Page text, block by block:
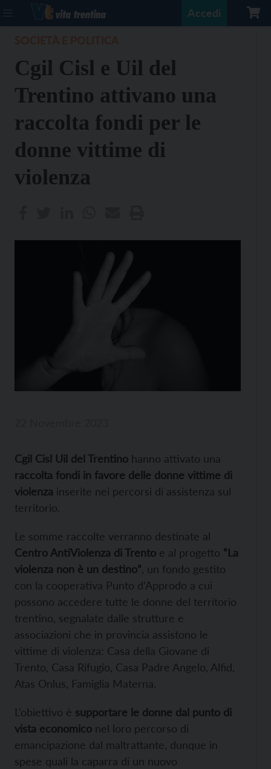
Accedi
Cgil Cisl e Uil del
Trentino attivano una
raccolta fondi per le
donne vittime di
violenza
Cgil Cisl Uil del Trentino hanno attivato una
raccolta fondi in favore delle donne vittime di
violenza inserite nei percorsi di assistenza sul
territorio.
Le somme raccolte verranno destinate al
Centro AntiViolenza di Trento e al progetto “La
violenza non è un destino”, un fondo gestito
con la cooperativa Punto d’Approdo a cui
possono accedere tutte le donne del territorio
trentino, segnalate dalle strutture e
associazioni che in provincia assistono le
vittime di violenza: Casa della Giovane di
Trento, Casa Rifugio, Casa Padre Angelo, Alfid,
Atas Onlus, Famiglia Materna.
L’obiettivo è supportare le donne dal punto di
vista economico nel loro percorso di
emancipazione dal maltrattante, dunque in
spese quali la caparra di un nuovo